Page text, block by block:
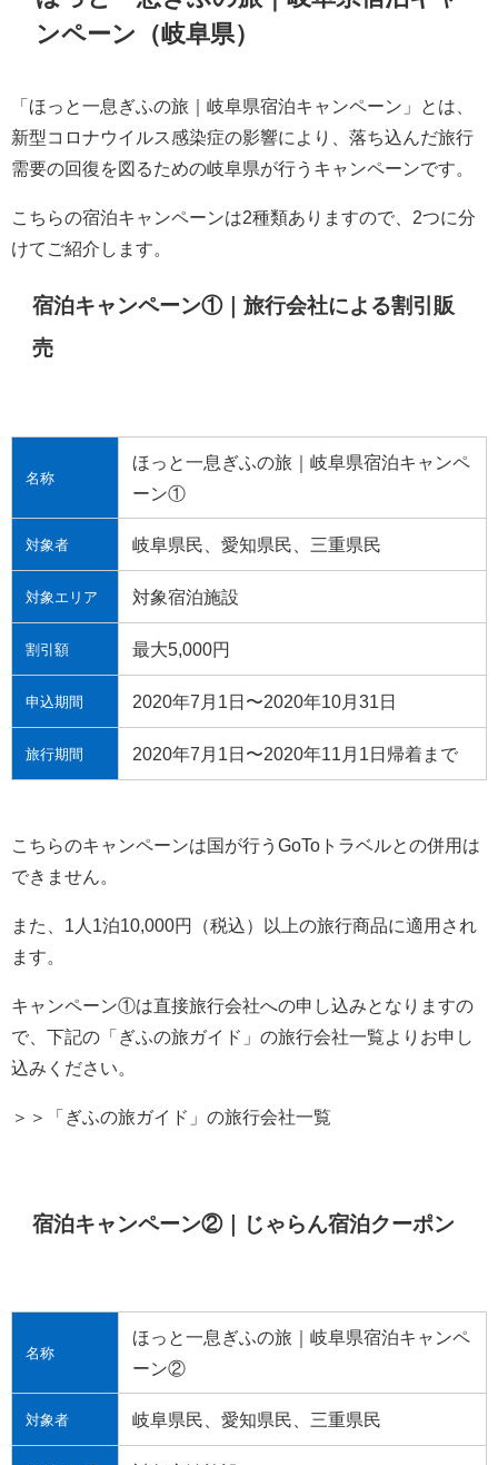
ンペーン（岐阜県）
「ほっと一息ぎふの旅｜岐阜県宿泊キャンペーン」とは、
新型コロナウイルス感染症の影響により、落ち込んだ旅行
需要の回復を図るための岐阜県が行うキャンペーンです。
こちらの宿泊キャンペーンは2種類ありますので、2つに分
けてご紹介します。
宿泊キャンペーン①｜旅行会社による割引販
売
名称
ほっと一息ぎふの旅｜岐阜県宿泊キャンペ
ーン①
対象者 岐阜県民、愛知県民、三重県民
対象エリア 対象宿泊施設
割引額 最大5,000円
申込期間 2020年7月1日〜2020年10月31日
旅行期間 2020年7月1日〜2020年11月1日帰着まで
こちらのキャンペーンは国が行うGoToトラベルとの併用は
できません。
また、1人1泊10,000円（税込）以上の旅行商品に適用され
ます。
キャンペーン①は直接旅行会社への申し込みとなりますの
で、下記の「ぎふの旅ガイド」の旅行会社一覧よりお申し
込みください。
＞＞「ぎふの旅ガイド」の旅行会社一覧
宿泊キャンペーン②｜じゃらん宿泊クーポン
名称
ほっと一息ぎふの旅｜岐阜県宿泊キャンペ
ーン②
対象者 岐阜県民、愛知県民、三重県民